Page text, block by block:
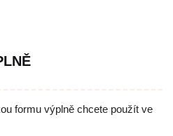
formu výplně chcete použít ve